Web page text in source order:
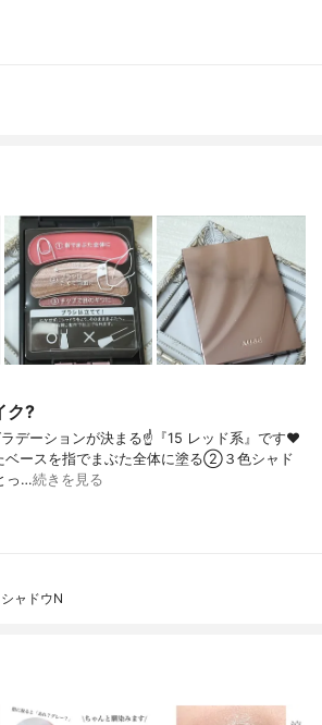
ク?
デーションが決まる☝️『15 レッド系』です❤️
ースを指でまぶた全体に塗る②３色シャド
っ…続きを見る
ャドウN